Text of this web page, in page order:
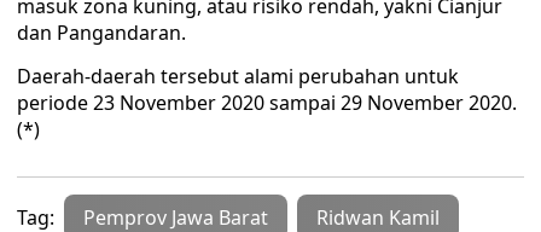
masuk zona kuning, atau risiko rendah, yakni Cianjur
dan Pangandaran.
Daerah-daerah tersebut alami perubahan untuk
periode 23 November 2020 sampai 29 November 2020.
(*)
Tag: Pemprov Jawa Barat Ridwan Kamil